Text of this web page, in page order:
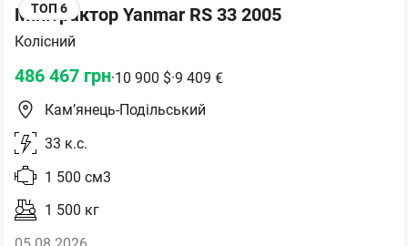
ТОП 6
Мінітрактор Yanmar RS 33 2005
Колісний
486 467 грн·10 900 $·9 409 €
Кам’янець-Подільський
33 к.с.
1 500 см3
1 500 кг